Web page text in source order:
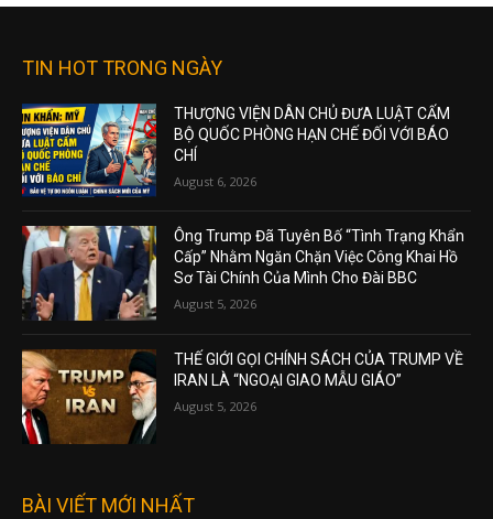
TIN HOT TRONG NGÀY
THƯỢNG VIỆN DÂN CHỦ ĐƯA LUẬT CẤM
BỘ QUỐC PHÒNG HẠN CHẾ ĐỐI VỚI BÁO
CHÍ
August 6, 2026
Ông Trump Đã Tuyên Bố “Tình Trạng Khẩn
Cấp” Nhằm Ngăn Chặn Việc Công Khai Hồ
Sơ Tài Chính Của Mình Cho Đài BBC
August 5, 2026
THẾ GIỚI GỌI CHÍNH SÁCH CỦA TRUMP VỀ
IRAN LÀ “NGOẠI GIAO MẪU GIÁO”
August 5, 2026
BÀI VIẾT MỚI NHẤT